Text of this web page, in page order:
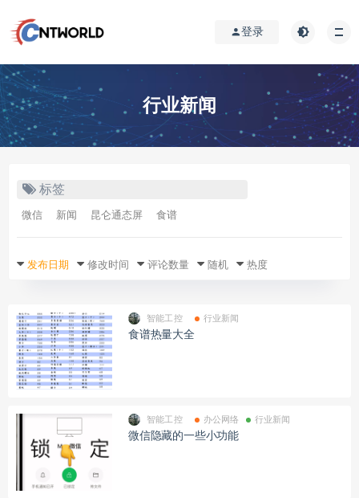
登录
行业新闻
标签
微信 新闻 昆仑通态屏 食谱
发布日期 修改时间 评论数量 随机 热度
智能工控 行业新闻
食谱热量大全
智能工控 办公网络 行业新闻
微信隐藏的一些小功能